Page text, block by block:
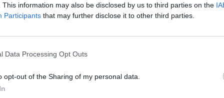
This information may also be disclosed by us to third parties on the
Participants that may further disclose it to other third parties.
Data Processing Opt Outs
opt-out of the Sharing of my personal data.